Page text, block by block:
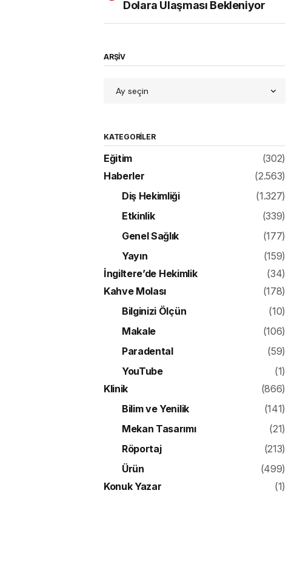
Dolara Ulaşması Bekleniyor
ARŞİV
KATEGORILER
Eğitim
(302)
Haberler
(2.563)
Diş Hekimliği
(1.327)
Etkinlik
(339)
Genel Sağlık
(177)
Yayın
(159)
İngiltere’de Hekimlik
(34)
Kahve Molası
(178)
Bilginizi Ölçün
(10)
Makale
(106)
Paradental
(59)
YouTube
(1)
Klinik
(866)
Bilim ve Yenilik
(141)
Mekan Tasarımı
(21)
Röportaj
(213)
Ürün
(499)
Konuk Yazar
(1)